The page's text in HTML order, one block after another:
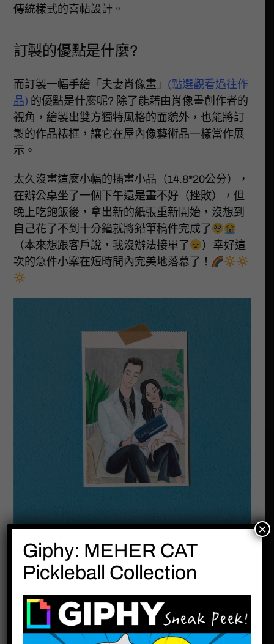
傳統樣式的喜帖設計。
訂製的優點是什麼?
而訂製一幅手繪「夫妻肖像畫」 (點選觀看過往作
品) 的優點是什麼呢? 除了能藉由肖像畫創作者的
視角，繪製出雙方獨特風格的面貌外，也能將訂
製的作品裱框，讓它在屋內像藝術品一樣當作展
示。
太久沒畫這麼小幅的插畫小品（14.8*20公分），
在辦公桌坐了一個下午還是畫不好（挫敗），但
晚上吃飽飯後，拿出新的紙張重新開始，沒想到
自己花了不到十分鐘就將鉛筆稿件完成了
（本來想跟客戶說，我沒辦法接單了
）幸好這
次的急件小案在短時間內完美地落幕了！
Giphy: MEHER CAT
Pickleball Collection
×